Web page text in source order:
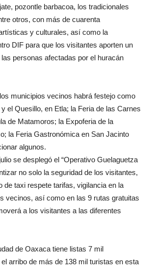
pozontle barbacoa, los tradicionales
otros, con más de cuarenta
y culturales, así como la
DIF para que los visitantes aporten un
personas afectadas por el huracán
municipios vecinos habrá festejo como
el Quesillo, en Etla; la Feria de las Carnes
de Matamoros; la Expoferia de la
la Feria Gastronómica en San Jacinto
algunos.
se desplegó el “Operativo Guelaguetza
no solo la seguridad de los visitantes,
de taxi respete tarifas, vigilancia en la
vecinos, así como en las 9 rutas gratuitas
a los visitantes a las diferentes
de Oaxaca tiene listas 7 mil
arribo de más de 138 mil turistas en esta